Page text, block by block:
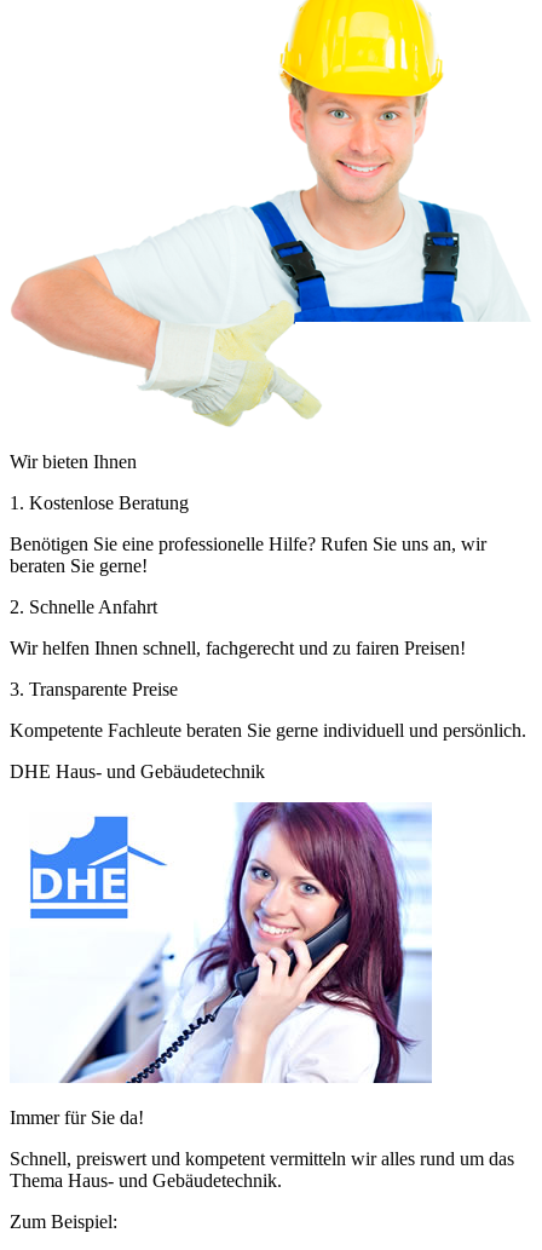
Wir bieten Ihnen
1. Kostenlose Beratung
Benötigen Sie eine professionelle Hilfe? Rufen Sie uns an, wir
beraten Sie gerne!
2. Schnelle Anfahrt
Wir helfen Ihnen schnell, fachgerecht und zu fairen Preisen!
3. Transparente Preise
Kompetente Fachleute beraten Sie gerne individuell und persönlich.
DHE Haus- und Gebäudetechnik
Immer für Sie da!
Schnell, preiswert und kompetent vermitteln wir alles rund um das
Thema Haus- und Gebäudetechnik.
Zum Beispiel: